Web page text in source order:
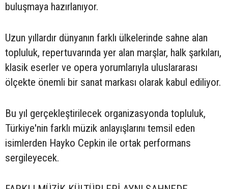
buluşmaya hazırlanıyor.
Uzun yıllardır dünyanın farklı ülkelerinde sahne alan
topluluk, repertuvarında yer alan marşlar, halk şarkıları,
klasik eserler ve opera yorumlarıyla uluslararası
ölçekte önemli bir sanat markası olarak kabul ediliyor.
Bu yıl gerçekleştirilecek organizasyonda topluluk,
Türkiye'nin farklı müzik anlayışlarını temsil eden
isimlerden Hayko Cepkin ile ortak performans
sergileyecek.